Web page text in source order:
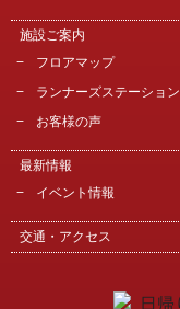
施設ご案内
フロアマップ
ランナーズステーション
お客様の声
最新情報
イベント情報
交通・アクセス